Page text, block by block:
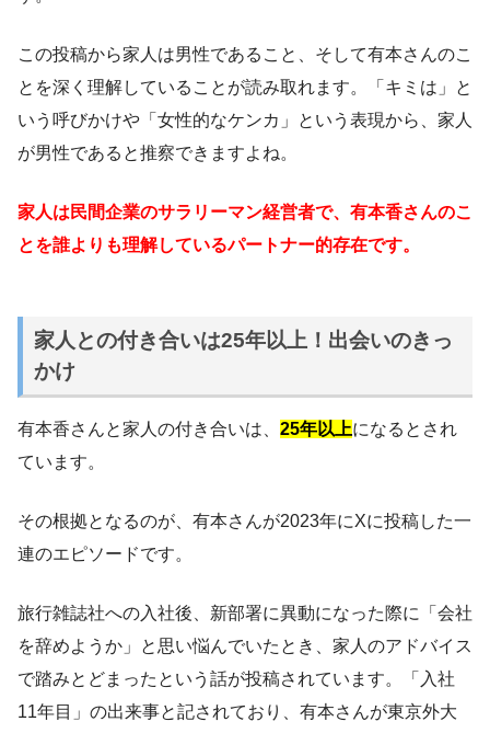
この投稿から家人は男性であること、そして有本さんのこ
とを深く理解していることが読み取れます。「キミは」と
いう呼びかけや「女性的なケンカ」という表現から、家人
が男性であると推察できますよね。
家人は民間企業のサラリーマン経営者で、有本香さんのこ
とを誰よりも理解しているパートナー的存在です。
家人との付き合いは25年以上！出会いのきっ
かけ
有本香さんと家人の付き合いは、 25年以上になるとされ
ています。
その根拠となるのが、有本さんが2023年にXに投稿した一
連のエピソードです。
旅行雑誌社への入社後、新部署に異動になった際に「会社
を辞めようか」と思い悩んでいたとき、家人のアドバイス
で踏みとどまったという話が投稿されています。「入社
11年目」の出来事と記されており、有本さんが東京外大